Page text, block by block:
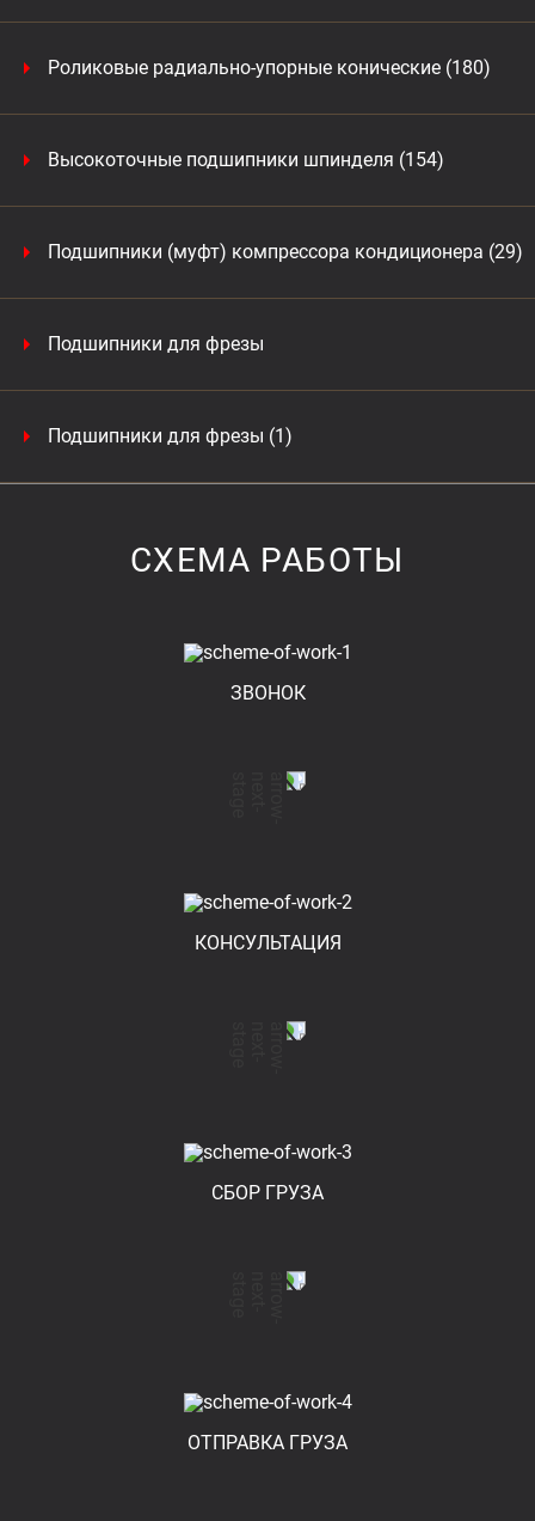
Роликовые радиально-упорные конические (180)
Высокоточные подшипники шпинделя (154)
Подшипники (муфт) компрессора кондиционера (29)
Подшипники для фрезы
Подшипники для фрезы (1)
СХЕМА РАБОТЫ
ЗВОНОК
КОНСУЛЬТАЦИЯ
СБОР ГРУЗА
ОТПРАВКА ГРУЗА